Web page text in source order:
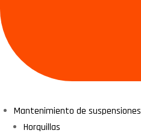
Mantenimiento de suspensiones
Horquillas